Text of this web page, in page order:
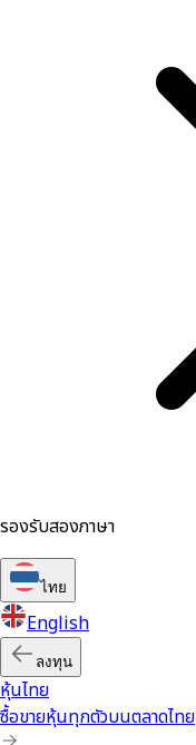
รองรับสองภาษา
ไทย
English
ลงทุน
หุ้นไทย
ซื้อขายหุ้นทุกตัวบนตลาดไทย